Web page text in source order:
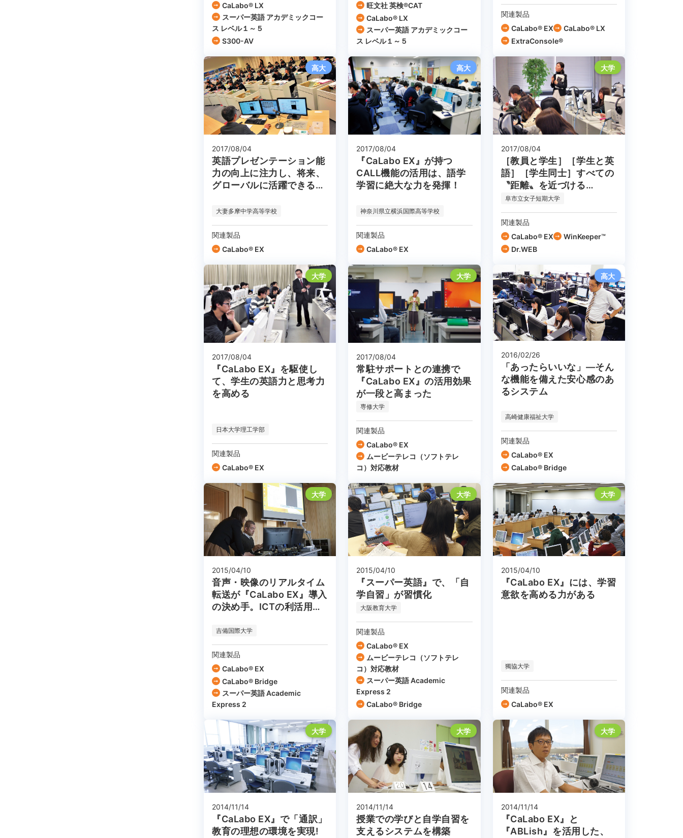
CaLabo® LX
スーパー英語 アカデミックコー
ス レベル１～５
S300-AV
旺文社 英検®CAT
CaLabo® LX
スーパー英語 アカデミックコー
ス レベル１～５
関連製品
CaLabo® EX
CaLabo® LX
ExtraConsole®
高大
2017/08/04
英語プレゼンテーション能
力の向上に注力し、将来、
グローバルに活躍できる人
大妻多摩中学高等学校
関連製品
CaLabo® EX
高大
2017/08/04
『CaLabo EX』が持つ
CALL機能の活用は、語学
学習に絶大な力を発揮！
神奈川県立横浜国際高等学校
関連製品
CaLabo® EX
大学
2017/08/04
［教員と学生］［学生と英
語］［学生同士］すべての
〝距離〟を近づける
『CaLabo EX』
阜市立女子短期大学
関連製品
CaLabo® EX
WinKeeper™
Dr.WEB
大学
2017/08/04
『CaLabo EX』を駆使し
て、学生の英語力と思考力
を高める
日本大学理工学部
関連製品
CaLabo® EX
大学
2017/08/04
常駐サポートとの連携で
『CaLabo EX』の活用効果
が一段と高まった
専修大学
関連製品
CaLabo® EX
ムービーテレコ（ソフトテレ
コ）対応教材
高大
2016/02/26
「あったらいいな」―そん
な機能を備えた安心感のあ
るシステム
高崎健康福祉大学
関連製品
CaLabo® EX
CaLabo® Bridge
大学
2015/04/10
音声・映像のリアルタイム
転送が『CaLabo EX』導入
の決め手。ICTの利活用
高めたい！
吉備国際大学
関連製品
CaLabo® EX
CaLabo® Bridge
スーパー英語 Academic
Express 2
大学
2015/04/10
『スーパー英語』で、「自
学自習」が習慣化
大阪教育大学
関連製品
CaLabo® EX
ムービーテレコ（ソフトテレ
コ）対応教材
スーパー英語 Academic
Express 2
CaLabo® Bridge
大学
2015/04/10
『CaLabo EX』には、学習
意欲を高める力がある
獨協大学
関連製品
CaLabo® EX
大学
2014/11/14
『CaLabo EX』で「通訳」
教育の理想の環境を実現!
大学
2014/11/14
授業での学びと自学自習を
支えるシステムを構築
大学
2014/11/14
『CaLabo EX』と
『ABLish』を活用した、